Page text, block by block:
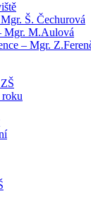
Š. Čechurová
Mgr. M.Aulová
– Mgr.
roku